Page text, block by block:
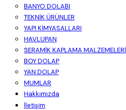
BANYO DOLABI
TEKNİK ÜRÜNLER
YAPI KİMYASALLARI
HAVLUPAN
SERAMİK KAPLAMA MALZEMELERİ
BOY DOLAP
YAN DOLAP
MUMLAR
Hakkımızda
İletişim